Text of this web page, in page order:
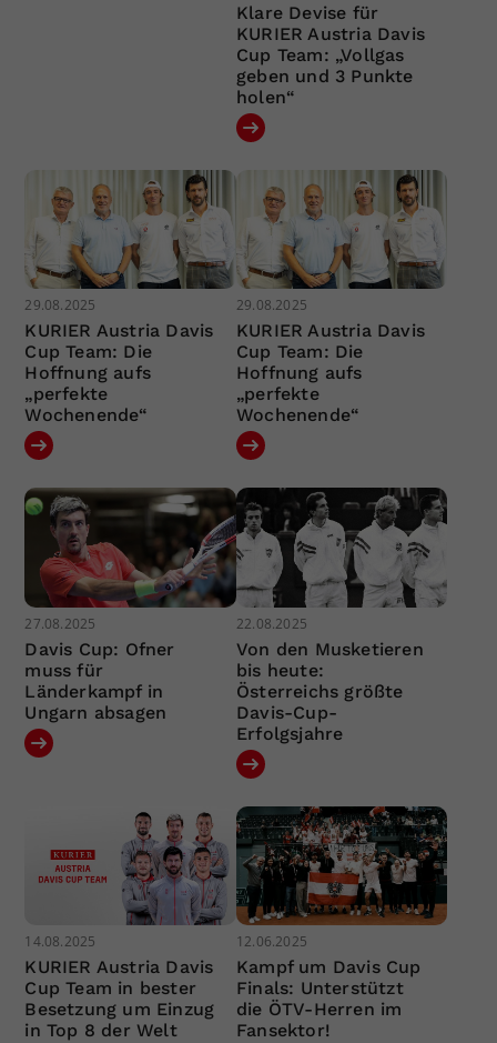
Klare Devise für
KURIER Austria Davis
Cup Team: „Vollgas
geben und 3 Punkte
holen“
29.08.2025
KURIER Austria Davis
Cup Team: Die
Hoffnung aufs
„perfekte
Wochenende“
29.08.2025
KURIER Austria Davis
Cup Team: Die
Hoffnung aufs
„perfekte
Wochenende“
27.08.2025
Davis Cup: Ofner
muss für
Länderkampf in
Ungarn absagen
22.08.2025
Von den Musketieren
bis heute:
Österreichs größte
Davis-Cup-
Erfolgsjahre
14.08.2025
KURIER Austria Davis
Cup Team in bester
Besetzung um Einzug
in Top 8 der Welt
12.06.2025
Kampf um Davis Cup
Finals: Unterstützt
die ÖTV-Herren im
Fansektor!